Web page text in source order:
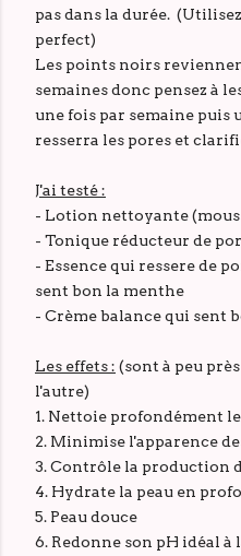
pas dans la durée.
perfect)
Les points noirs
semaines donc pensez à
une fois par semaine
resserra les pores et
J'ai testé :
- Lotion nettoyante
- Tonique réducteur de
- Essence qui ressere de
sent bon la menthe
- Crème balance qui sent
Les effets : (sont à peu
l'autre)
1. Nettoie profondément
2. Minimise l'apparence
3. Contrôle la production
4. Hydrate la peau en
5. Peau douce
6. Redonne son pH idéal à